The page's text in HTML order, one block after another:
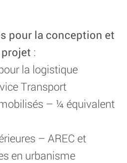
pour la conception et
:
la logistique
Transport
– ¼ équivalent
– AREC et
en urbanisme